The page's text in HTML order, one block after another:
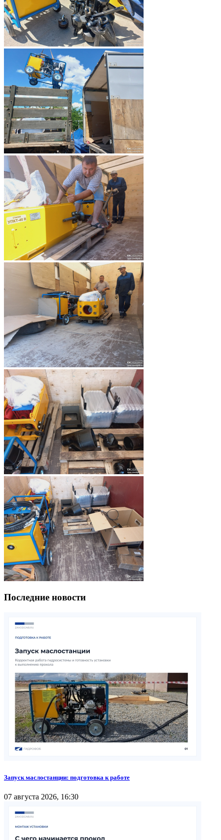
Последние новости
Запуск маслостанции: подготовка к работе
07 августа 2026, 16:30